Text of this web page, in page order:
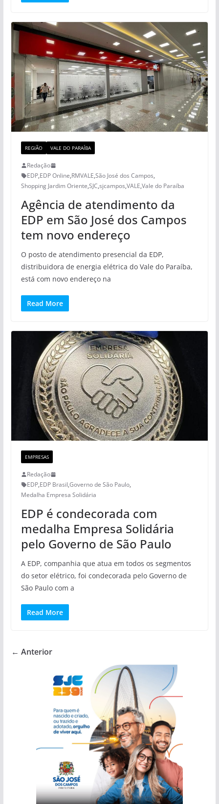
REGIÃO VALE DO PARAÍBA
Redação
EDP,EDP Online,RMVALE,São José dos Campos,
Shopping Jardim Oriente,SJC,sjcampos,VALE,Vale do Paraíba
Agência de atendimento da
EDP em São José dos Campos
tem novo endereço
O posto de atendimento presencial da EDP,
distribuidora de energia elétrica do Vale do Paraíba,
está com novo endereço na
Read More
EMPRESAS
Redação
EDP,EDP Brasil,Governo de São Paulo,
Medalha Empresa Solidária
EDP é condecorada com
medalha Empresa Solidária
pelo Governo de São Paulo
A EDP, companhia que atua em todos os segmentos
do setor elétrico, foi condecorada pelo Governo de
São Paulo com a
Read More
← Anterior